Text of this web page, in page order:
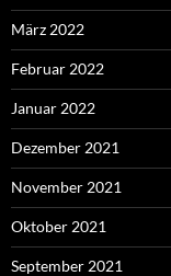
März 2022
Februar 2022
Januar 2022
Dezember 2021
November 2021
Oktober 2021
September 2021